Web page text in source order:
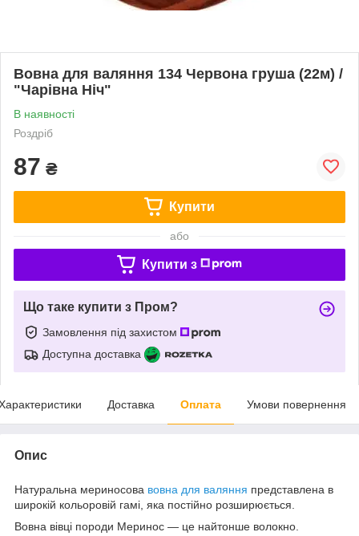
Вовна для валяння 134 Червона груша (22м) /
"Чарівна Ніч"
В наявності
Роздріб
87 ₴
Купити
або
Купити з
Що таке купити з Пром?
Замовлення під захистом
Доступна доставка
Доставка Оплата Умови повернення
Опис
Натуральна мериносова вовна для валяння представлена в
широкій кольоровій гамі, яка постійно розширюється.
Вовна вівці породи Меринос — це найтонше волокно.